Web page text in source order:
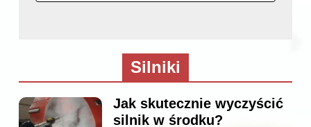
Silniki
Jak skutecznie wyczyścić
silnik w środku?